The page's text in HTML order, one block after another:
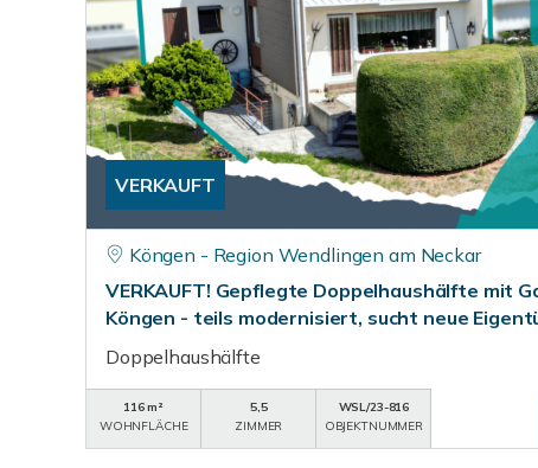
VERKAUFT
Köngen - Region Wendlingen am Neckar
VERKAUFT! Gepflegte Doppelhaushälfte mit
Köngen - teils modernisiert, sucht neue
Doppelhaushälfte
116 m²
WOHNFLÄCHE
5,5
ZIMMER
WSL/23-816
OBJEKTNUMMER